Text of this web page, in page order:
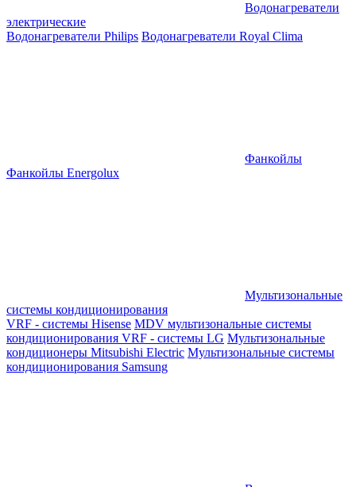
Водонагреватели
электрические
Водонагреватели Philips Водонагреватели Royal Clima
Фанкойлы
Фанкойлы Energolux
Мультизональные
системы кондиционирования
VRF - системы Hisense MDV мультизональные системы
кондиционирования VRF - системы LG Мультизональные
кондиционеры Mitsubishi Electric Мультизональные системы
кондиционирования Samsung